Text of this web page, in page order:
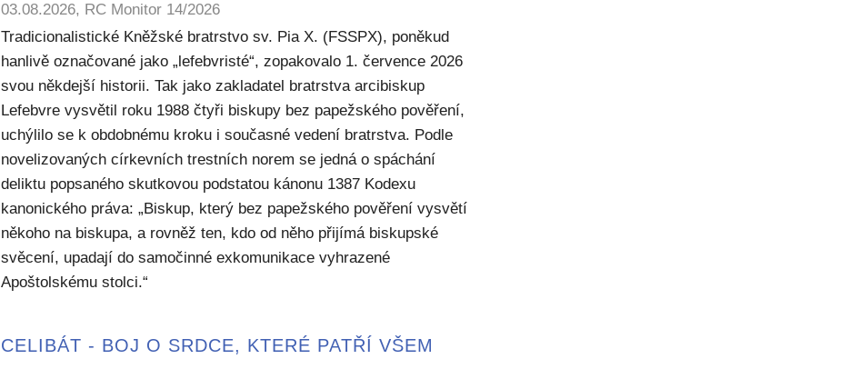
03.08.2026, RC Monitor 14/2026
Tradicionalistické Kněžské bratrstvo sv. Pia X. (FSSPX), poněkud
hanlivě označované jako „lefebvristé“, zopakovalo 1. července 2026
svou někdejší historii. Tak jako zakladatel bratrstva arcibiskup
Lefebvre vysvětil roku 1988 čtyři biskupy bez papežského pověření,
uchýlilo se k obdobnému kroku i současné vedení bratrstva. Podle
novelizovaných církevních trestních norem se jedná o spáchání
deliktu popsaného skutkovou podstatou kánonu 1387 Kodexu
kanonického práva: „Biskup, který bez papežského pověření vysvětí
někoho na biskupa, a rovněž ten, kdo od něho přijímá biskupské
svěcení, upadají do samočinné exkomunikace vyhrazené
Apoštolskému stolci.“
CELIBÁT - BOJ O SRDCE, KTERÉ PATŘÍ VŠEM